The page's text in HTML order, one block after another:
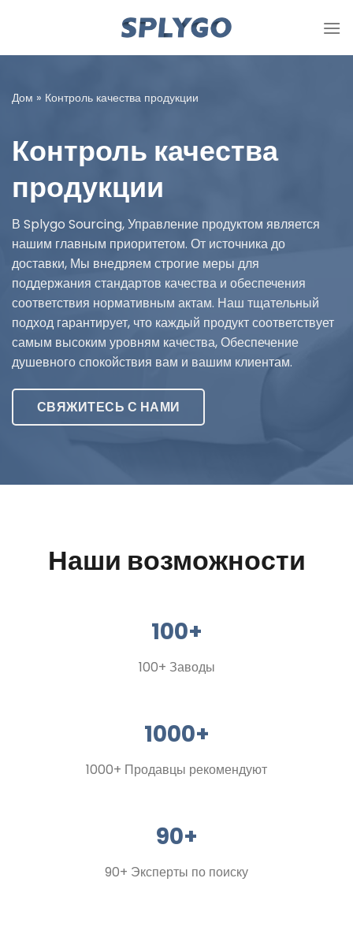
Дом » Контроль качества продукции
Контроль качества
продукции
В Splygo Sourcing, Управление продуктом является
нашим главным приоритетом. От источника до
доставки, Мы внедряем строгие меры для
поддержания стандартов качества и обеспечения
соответствия нормативным актам. Наш тщательный
подход гарантирует, что каждый продукт соответствует
самым высоким уровням качества, Обеспечение
душевного спокойствия вам и вашим клиентам.
СВЯЖИТЕСЬ С НАМИ
Наши возможности
100+
100+ Заводы
1000+
1000+ Продавцы рекомендуют
90+
90+ Эксперты по поиску